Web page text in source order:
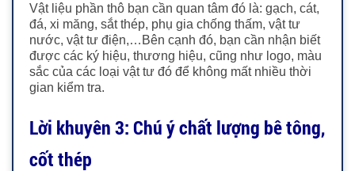
Vật liệu phần thô bạn cần quan tâm đó là: gạch, cát,
đá, xi măng, sắt thép, phụ gia chống thấm, vật tư
nước, vật tư điện,…Bên cạnh đó, bạn cần nhận biết
được các ký hiệu, thương hiệu, cũng như logo, màu
sắc của các loại vật tư đó để không mất nhiều thời
gian kiểm tra.
Lời khuyên 3: Chú ý chất lượng bê tông,
cốt thép